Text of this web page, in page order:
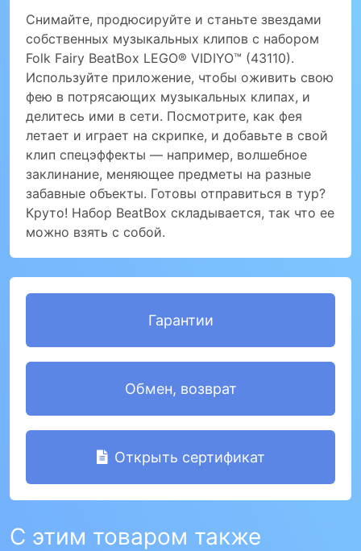
Снимайте, продюсируйте и станьте звездами
собственных музыкальных клипов с набором
Folk Fairy BeatBox LEGO® VIDIYO™ (43110).
Используйте приложение, чтобы оживить свою
фею в потрясающих музыкальных клипах, и
делитесь ими в сети. Посмотрите, как фея
летает и играет на скрипке, и добавьте в свой
клип спецэффекты — например, волшебное
заклинание, меняющее предметы на разные
забавные объекты. Готовы отправиться в тур?
Круто! Набор BeatBox складывается, так что ее
можно взять с собой.
Гарантии
Обмен, возврат
Открыть сертификат
С этим товаром также